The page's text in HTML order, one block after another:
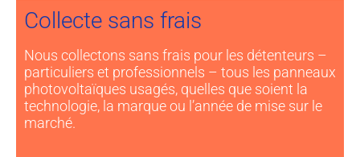
Collecte sans frais
Nous collectons sans frais pour les détenteurs –
particuliers et professionnels – tous les panneaux
photovoltaïques usagés, quelles que soient la
technologie, la marque ou l’année de mise sur le
marché.